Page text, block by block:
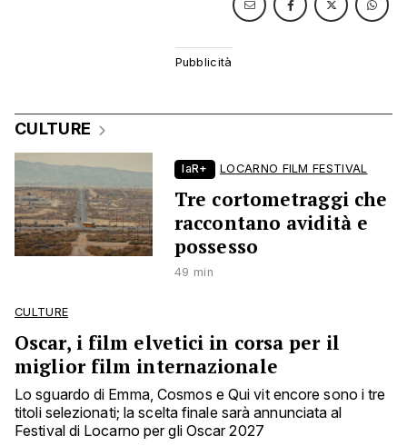
CULTURE
laR+ LOCARNO FILM FESTIVAL
Tre cortometraggi che
raccontano avidità e
possesso
49 min
CULTURE
Oscar, i film elvetici in corsa per il
miglior film internazionale
Lo sguardo di Emma, Cosmos e Qui vit encore sono i tre
titoli selezionati; la scelta finale sarà annunciata al
Festival di Locarno per gli Oscar 2027